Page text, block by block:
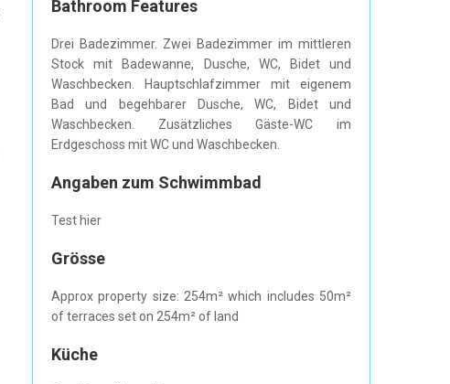
Bathroom Features
Drei Badezimmer. Zwei Badezimmer im mittleren
Stock mit Badewanne, Dusche, WC, Bidet und
Waschbecken. Hauptschlafzimmer mit eigenem
Bad und begehbarer Dusche, WC, Bidet und
Waschbecken. Zusätzliches Gäste-WC im
Erdgeschoss mit WC und Waschbecken.
Angaben zum Schwimmbad
Test hier
Grösse
Approx property size: 254m² which includes 50m²
of terraces set on 254m² of land
Küche